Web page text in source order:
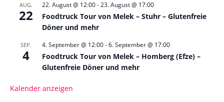
AUG.
22
22. August @ 12:00-23. August @ 17:00
Foodtruck Tour von Melek – Stuhr – Glutenfreie
Döner und mehr
SEP.
4
4. September @ 12:00-6. September @ 17:00
Foodtruck Tour von Melek – Homberg (Efze) –
Glutenfreie Döner und mehr
Kalender anzeigen